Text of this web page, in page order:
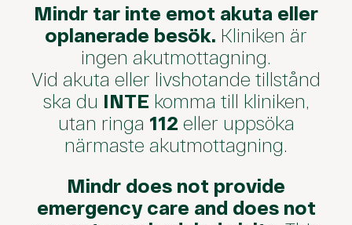
Mindr tar inte emot akuta eller
oplanerade besök. Kliniken är
ingen akutmottagning.
Vid akuta eller livshotande tillstånd
ska du INTE komma till kliniken,
utan ringa 112 eller uppsöka
närmaste akutmottagning.
Mindr does not provide
emergency care and does not